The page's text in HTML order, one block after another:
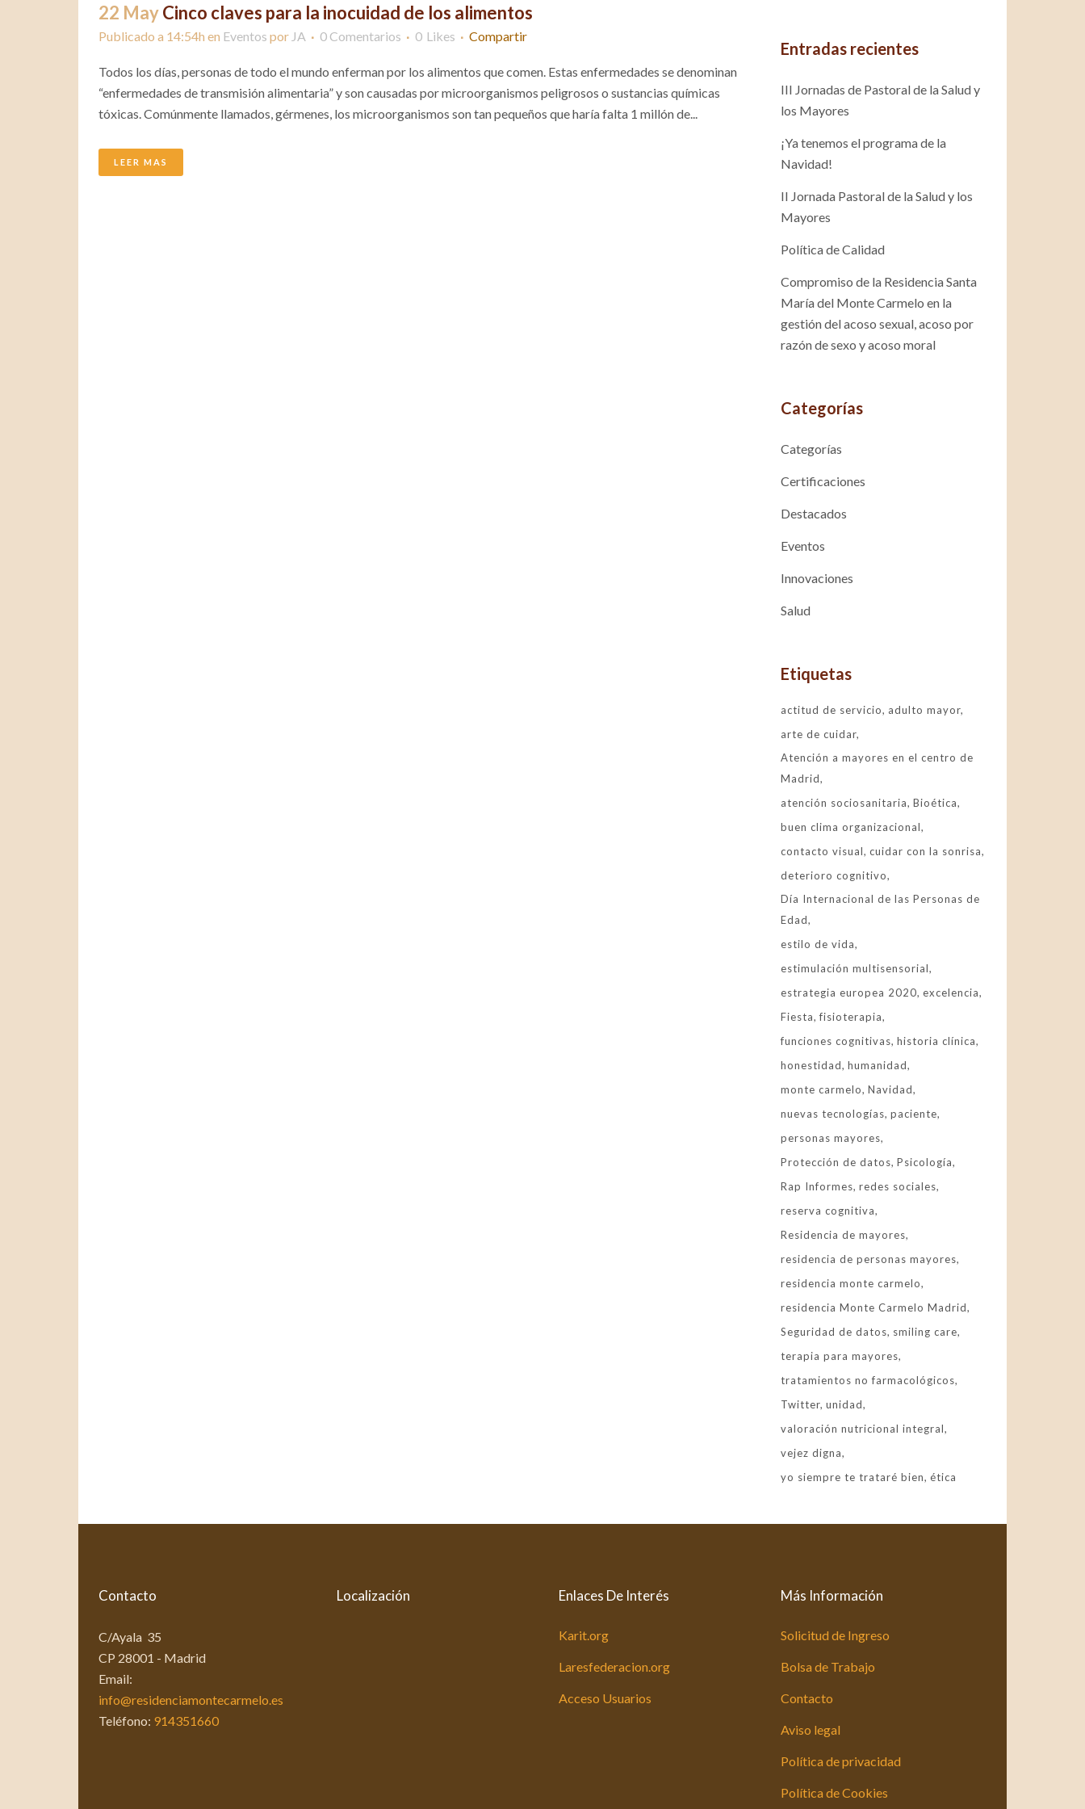
22 MayCinco claves para la inocuidad de los alimentos
Publicado a 14:54h en Eventos por JA 0 Comentarios 0 Likes Compartir
Todos los días, personas de todo el mundo enferman por los alimentos que comen. Estas enfermedades se denominan
“enfermedades de transmisión alimentaria” y son causadas por microorganismos peligrosos o sustancias químicas
tóxicas. Comúnmente llamados, gérmenes, los microorganismos son tan pequeños que haría falta 1 millón de...
LEER MAS
Entradas recientes
III Jornadas de Pastoral de la Salud y
los Mayores
¡Ya tenemos el programa de la
Navidad!
II Jornada Pastoral de la Salud y los
Mayores
Política de Calidad
Compromiso de la Residencia Santa
María del Monte Carmelo en la
gestión del acoso sexual, acoso por
razón de sexo y acoso moral
Categorías
Categorías
Certificaciones
Destacados
Eventos
Innovaciones
Salud
Etiquetas
actitud de servicio
adulto mayor
arte de cuidar
Atención a mayores en el centro de
Madrid
atención sociosanitaria Bioética
buen clima organizacional
contacto visual cuidar con la sonrisa
deterioro cognitivo
Día Internacional de las Personas de
Edad
estilo de vida
estimulación multisensorial
estrategia europea 2020 excelencia
Fiesta fisioterapia
funciones cognitivas historia clínica
honestidad humanidad
monte carmelo Navidad
nuevas tecnologías paciente
personas mayores
Protección de datos Psicología
Rap Informes redes sociales
reserva cognitiva
Residencia de mayores
residencia de personas mayores
residencia monte carmelo
residencia Monte Carmelo Madrid
Seguridad de datos smiling care
terapia para mayores
tratamientos no farmacológicos
Twitter unidad
valoración nutricional integral
vejez digna
yo siempre te trataré bien ética
Contacto
C/Ayala 35
CP 28001 - Madrid
Email:
info@residenciamontecarmelo.es
Teléfono: 914351660
Localización Enlaces De Interés
Karit.org
Laresfederacion.org
Acceso Usuarios
Más Información
Solicitud de Ingreso
Bolsa de Trabajo
Contacto
Aviso legal
Política de privacidad
Política de Cookies